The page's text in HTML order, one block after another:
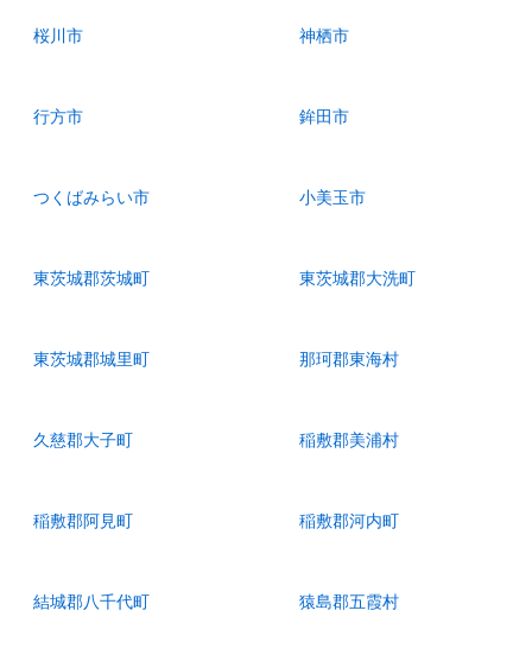
桜川市 神栖市
行方市 鉾田市
つくばみらい市 小美玉市
東茨城郡茨城町 東茨城郡大洗町
東茨城郡城里町 那珂郡東海村
久慈郡大子町 稲敷郡美浦村
稲敷郡阿見町 稲敷郡河内町
結城郡八千代町 猿島郡五霞村